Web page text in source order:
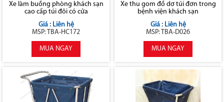
Xe làm buồng phòng khách sạn
cao cấp túi đôi có cửa
Giá : Liên hệ
MSP: TBA-HC172
MUA NGAY
Xe thu gom đồ dơ túi đơn trong
bệnh viện khách sạn
Giá : Liên hệ
MSP: TBA-D026
MUA NGAY